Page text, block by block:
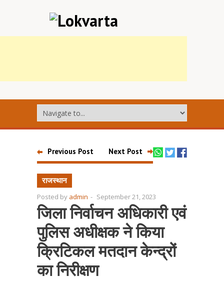
Previous Post Next Post
राजस्थान
Posted by admin - September 21, 2023
जिला निर्वाचन अधिकारी एवं
पुलिस अधीक्षक ने किया
क्रिटिकल मतदान केन्द्रों
का निरीक्षण